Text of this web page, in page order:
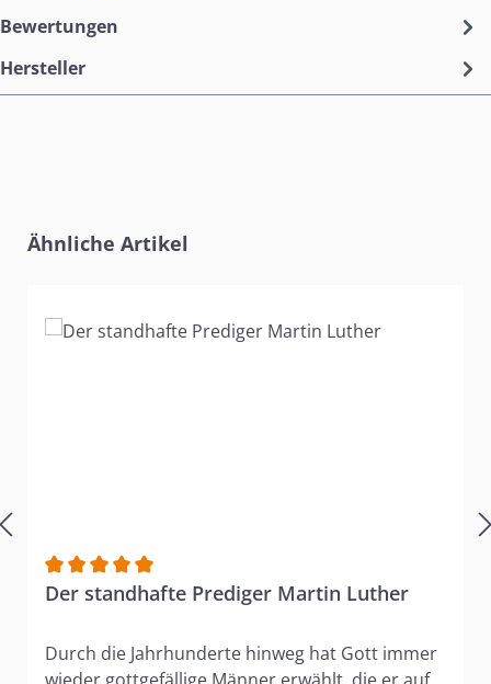
Bewertungen
Hersteller
Produktgalerie überspringen
Ähnliche Artikel
Durchschnittliche Bewertung von 5 von 5 Sternen
Der standhafte Prediger Martin Luther
Durch die Jahrhunderte hinweg hat Gott immer